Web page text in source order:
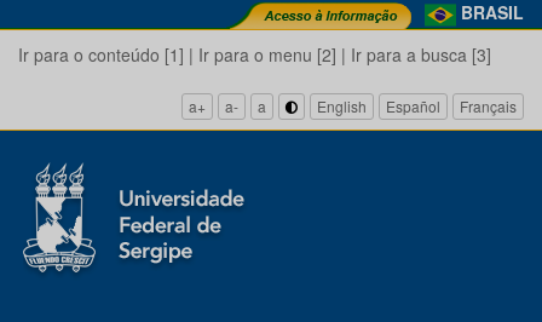
BRASIL
Ir para o conteúdo [1] | Ir para o menu [2] | Ir para a busca [3]
a+ a- a English Español Français